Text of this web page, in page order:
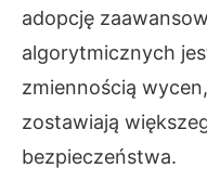
adopcję
algorytmicznych
zmiennością
zostawiają
bezpieczeństwa.